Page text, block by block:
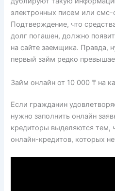
электронных писем или
Подтверждение, что
долг погашен, должно
на сайте заемщика. Правда,
первый займ редко
Займ онлайн от 10 000 ₸ на
Если гражданин
нужно заполнить онлайн
кредиторы выделяются тем,
онлайн-кредитов, которых